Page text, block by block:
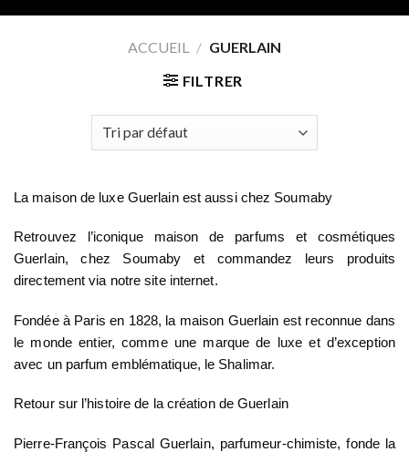
ACCUEIL / GUERLAIN
FILTRER
La maison de luxe Guerlain est aussi chez Soumaby
Retrouvez l’iconique maison de parfums et cosmétiques
Guerlain, chez Soumaby et commandez leurs produits
directement via notre site internet.
Fondée à Paris en 1828, la maison Guerlain est reconnue dans
le monde entier, comme une marque de luxe et d’exception
avec un parfum emblématique, le Shalimar.
Retour sur l’histoire de la création de Guerlain
Pierre-François Pascal Guerlain, parfumeur-chimiste, fonde la